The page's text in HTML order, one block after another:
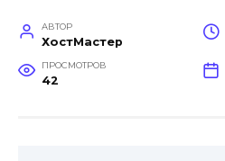
АВТОР
ХостМастер
ПРОСМОТРОВ
42